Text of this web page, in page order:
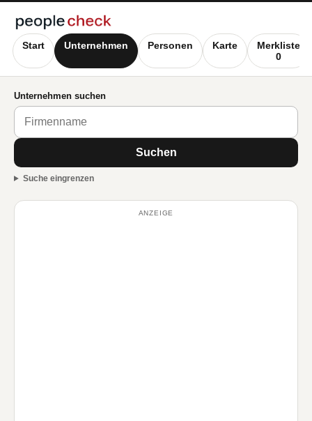
Start Unternehmen Personen Karte
Merkliste
0
Unternehmen suchen
Suchen
Suche eingrenzen
ANZEIGE